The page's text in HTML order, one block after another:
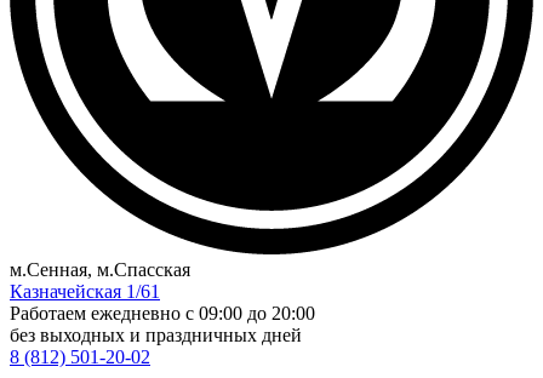
м.Сенная, м.Спасская
Казначейская 1/61
Работаем ежедневно c 09:00 до 20:00
без выходных и праздничных дней
8 (812) 501-20-02